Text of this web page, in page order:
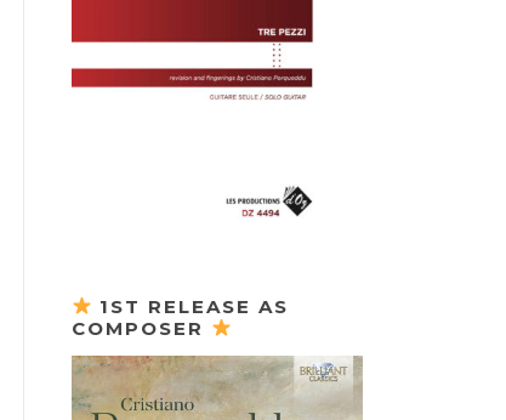
1ST RELEASE AS
COMPOSER